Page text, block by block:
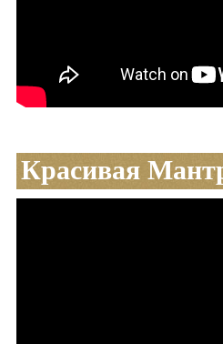
Красивая